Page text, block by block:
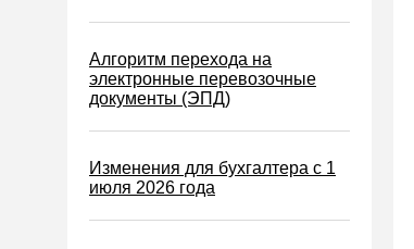
Онлайн-кассы ККТ ККМ
Управленческий учет
Анализ хозяйственной
Алгоритм перехода на
электронные перевозочные
документы (ЭПД)
Изменения для бухгалтера с 1
июля 2026 года